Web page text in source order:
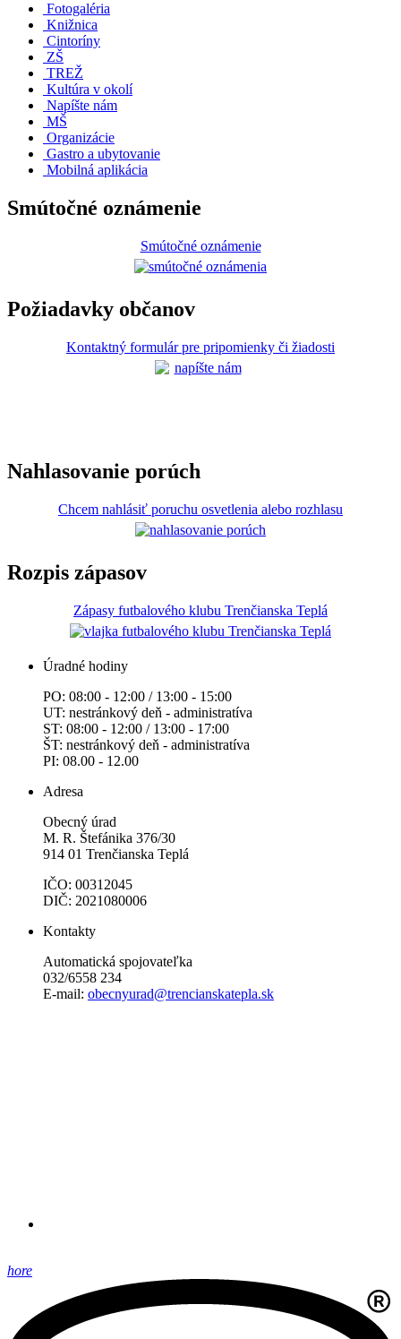
Fotogaléria
Knižnica
Cintoríny
ZŠ
TREŽ
Kultúra v okolí
Napíšte nám
MŠ
Organizácie
Gastro a ubytovanie
Mobilná aplikácia
Smútočné oznámenie
Smútočné oznámenie
Požiadavky občanov
Kontaktný formulár pre pripomienky či žiadosti
Nahlasovanie porúch
Chcem nahlásiť poruchu osvetlenia alebo rozhlasu
Rozpis zápasov
Zápasy futbalového klubu Trenčianska Teplá
Úradné hodiny
PO: 08:00 - 12:00 / 13:00 - 15:00
UT: nestránkový deň - administratíva
ST: 08:00 - 12:00 / 13:00 - 17:00
ŠT: nestránkový deň - administratíva
PI: 08.00 - 12.00
Adresa
Obecný úrad
M. R. Štefánika 376/30
914 01 Trenčianska Teplá
IČO: 00312045
DIČ: 2021080006
Kontakty
Automatická spojovateľka
032/6558 234
E-mail: obecnyurad@trencianskatepla.sk
hore